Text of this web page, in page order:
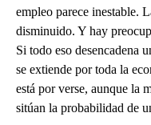
empleo parece inestable.
disminuido. Y hay
Si todo eso desencadena
se extiende por toda la
está por verse, aunque la
sitúan la probabilidad de